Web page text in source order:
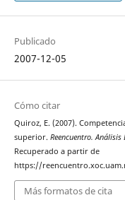
Publicado
2007-12-05
Cómo citar
Quiroz, E. (2007).
superior. Reencuentro.
Recuperado a partir de
https://
Más formatos de cita